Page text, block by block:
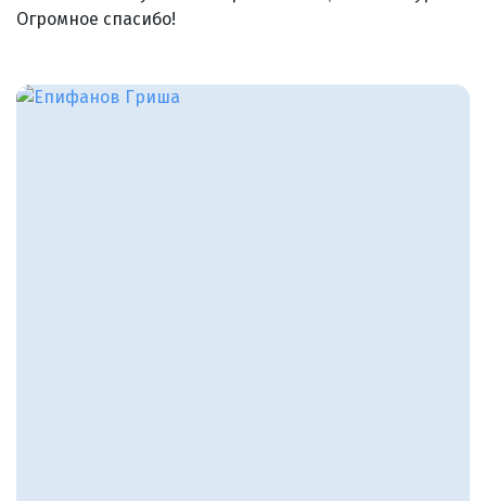
Огромное спасибо!